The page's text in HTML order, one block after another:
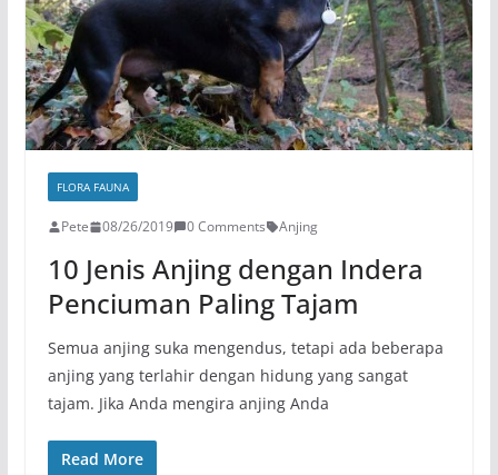
FLORA FAUNA
Pete 08/26/2019 0 Comments Anjing
10 Jenis Anjing dengan Indera
Penciuman Paling Tajam
Semua anjing suka mengendus, tetapi ada beberapa
anjing yang terlahir dengan hidung yang sangat
tajam. Jika Anda mengira anjing Anda
Read More